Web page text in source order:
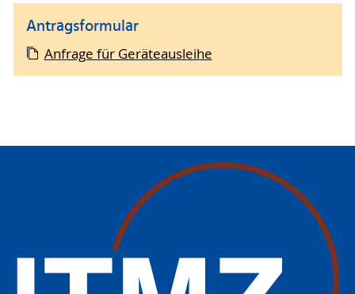
Antragsformular
Anfrage für Geräteausleihe